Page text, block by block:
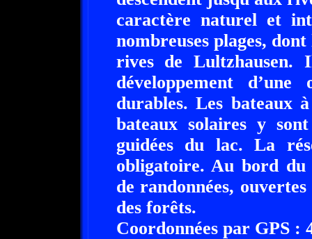
caractère naturel et
nombreuses plages,
rives de Lultzhausen.
développement
durables. Les bateaux
bateaux solaires y
guidées du lac. La
obligatoire. Au bord du
de randonnées,
des forêts.
Coordonnées par GPS :